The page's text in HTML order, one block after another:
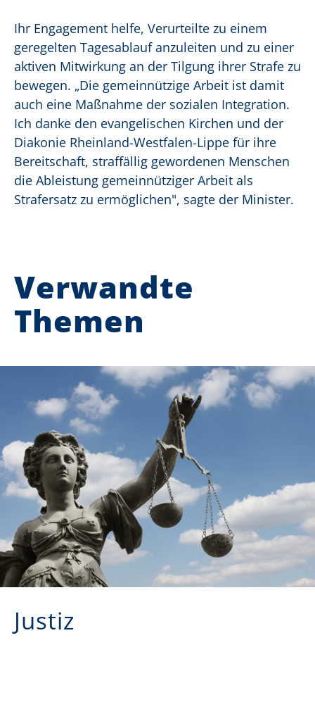
Ihr Engagement helfe, Verurteilte zu einem
geregelten Tagesablauf anzuleiten und zu einer
aktiven Mitwirkung an der Tilgung ihrer Strafe zu
bewegen. „Die gemeinnützige Arbeit ist damit
auch eine Maßnahme der sozialen Integration.
Ich danke den evangelischen Kirchen und der
Diakonie Rheinland-Westfalen-Lippe für ihre
Bereitschaft, straffällig gewordenen Menschen
die Ableistung gemeinnütziger Arbeit als
Strafersatz zu ermöglichen", sagte der Minister.
Verwandte
Themen
Justiz